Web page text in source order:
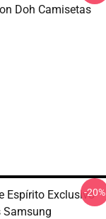
Doh Camisetas
Espírito Exclusivo
Samsung
-20%